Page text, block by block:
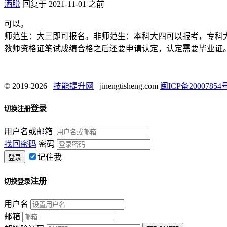
洒脱 回复于 2021-11-01 之前
可以。
师范生：大三即可报名。非师范生：本科大四可以报考，专科
教师资格证笔试成绩合格之后还要申请认定，认定需要毕业证
© 2019-2026 技能提升网 jinengtisheng.com 闽ICP备20007854
切换注册登录
用户名或邮箱
找回密码 密码
记住我
切换登录注册
用户名
邮箱